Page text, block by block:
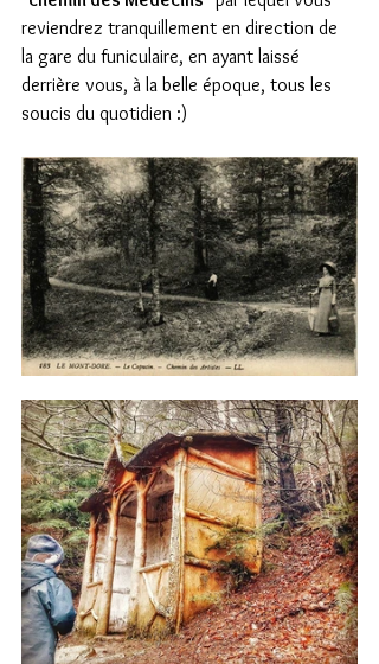
reviendrez tranquillement en direction de
la gare du funiculaire, en ayant laissé
derrière vous, à la belle époque, tous les
soucis du quotidien :)